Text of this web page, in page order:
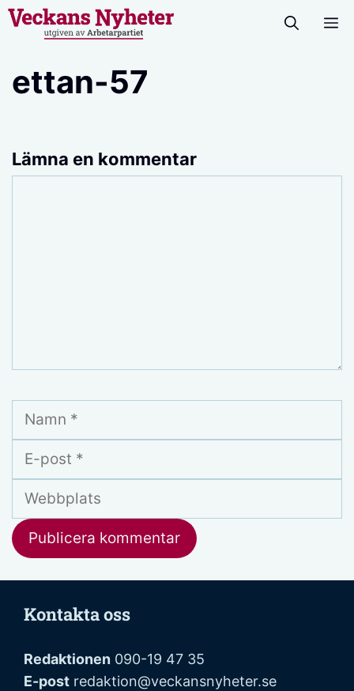
Hoppa
ettan-57
Lämna en kommentar
Namn
E-
Webbplats
Kontakta oss
Redaktionen 090-19 47 35
E-post redaktion@veckansnyheter.se